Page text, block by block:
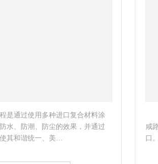
工程是通过使用多种进口复合材料涂
水、防潮、防尘的效果，并通过
谐统一、美… 
咸
口